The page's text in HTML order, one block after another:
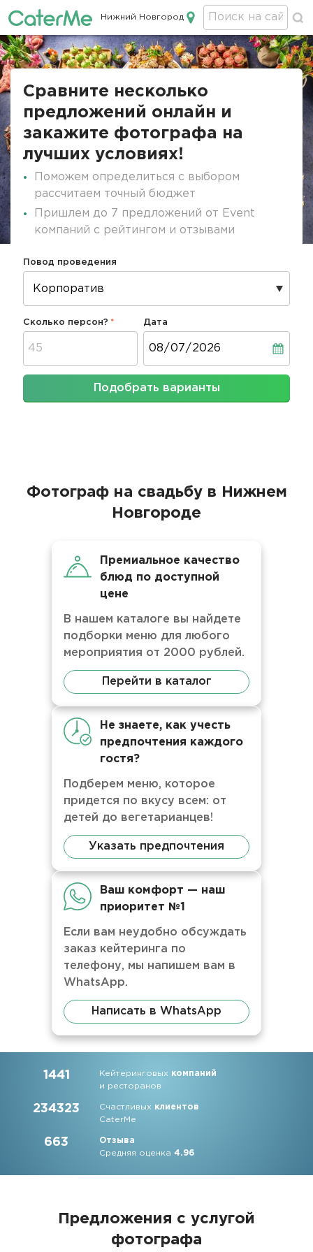
Кейтеринг в Нижнем Новгороде
Нижний Новгород
Строка
Сравните несколько
предложений онлайн и
закажите фотографа на
лучших условиях!
Поможем определиться с выбором
рассчитаем точный бюджет
Пришлем до 7 предложений от Event
компаний с рейтингом и отзывами
Повод проведения
Сколько персон? Дата
Подобрать варианты
Фотограф на свадьбу в Нижнем
Новгороде
Премиальное качество
блюд по доступной
цене
В нашем каталоге вы найдете
подборки меню для любого
мероприятия от 2000 рублей.
Перейти в каталог
Не знаете, как учесть
предпочтения каждого
гостя?
Подберем меню, которое
придется по вкусу всем: от
детей до вегетарианцев!
Указать предпочтения
Ваш комфорт — наш
приоритет №1
Если вам неудобно обсуждать
заказ кейтеринга по
телефону, мы напишем вам в
WhatsApp.
Написать в WhatsApp
1441 Кейтеринговых компаний
и ресторанов
234323 Счастливых клиентов
CaterMe
663
Отзыва
Средняя оценка4.96
Предложения с услугой
фотографа